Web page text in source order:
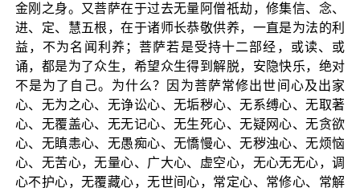
金刚之身。又菩萨在于过去无量阿僧祇劫，修集信、念、
进、定、慧五根，在于诸师长恭敬供养，一直是为法的利
益，不为名闻利养；菩萨若是受持十二部经，或读、或
诵，都是为了众生，希望众生得到解脱，安隐快乐，绝对
不是为了自己。为什么？因为菩萨常修出世间心及出家
心、无为之心、无诤讼心、无垢秽心、无系缚心、无取著
心、无覆盖心、无无记心、无生死心、无疑网心、无贪欲
心、无瞋恚心、无愚痴心、无憍慢心、无秽浊心、无烦恼
心、无苦心，无量心、广大心、虚空心，无心无无心，调
心不护心，无覆藏心，无世间心，常定心、常修心、常解